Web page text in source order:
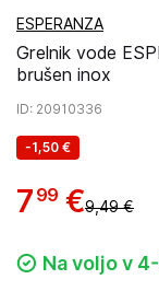
ESPERANZA
Grelnik vode
brušen inox
ID: 20910336
-1,50 €
7 99 €9,49 €
Na voljo v